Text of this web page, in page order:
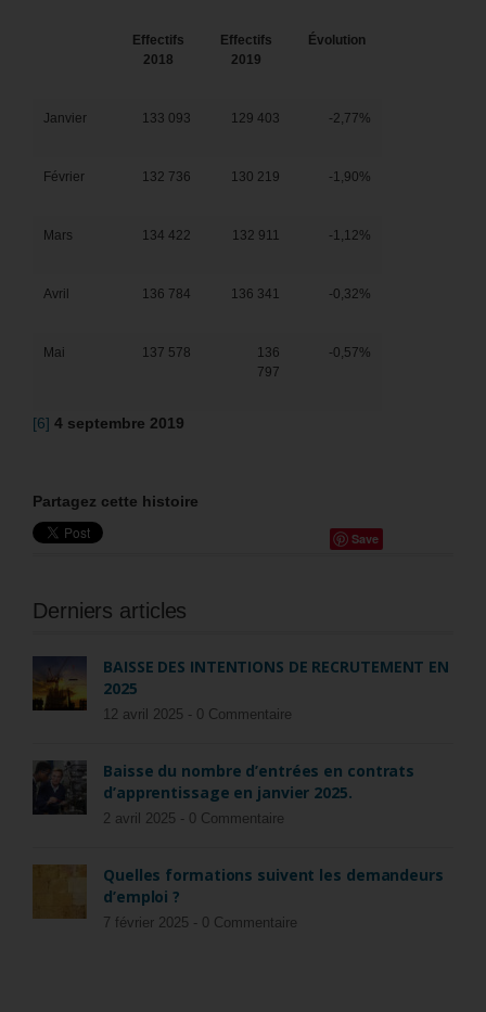
Effectifs
2018
Effectifs
2019
Évolution
Janvier 133 093 129 403 -2,77%
Février 132 736 130 219 -1,90%
Mars 134 422 132 911 -1,12%
Avril 136 784 136 341 -0,32%
Mai 137 578
136
797
-0,57%
[6] 4 septembre 2019
Partagez cette histoire
Save
Derniers articles
BAISSE DES INTENTIONS DE RECRUTEMENT EN
2025
12 avril 2025 - 0 Commentaire
Baisse du nombre d’entrées en contrats
d’apprentissage en janvier 2025.
2 avril 2025 - 0 Commentaire
Quelles formations suivent les demandeurs
d’emploi ?
7 février 2025 - 0 Commentaire